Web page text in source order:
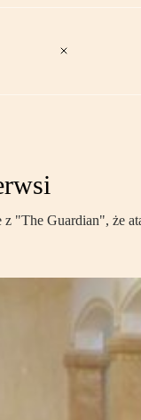
"The Guardian", że